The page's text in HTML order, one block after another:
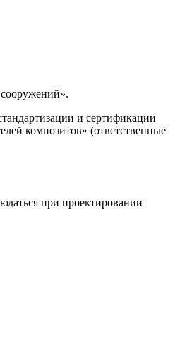
и сертификации
композитов» (ответственные
при проектировании